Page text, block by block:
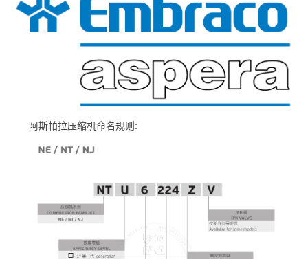
阿斯帕拉压缩机命名规则: